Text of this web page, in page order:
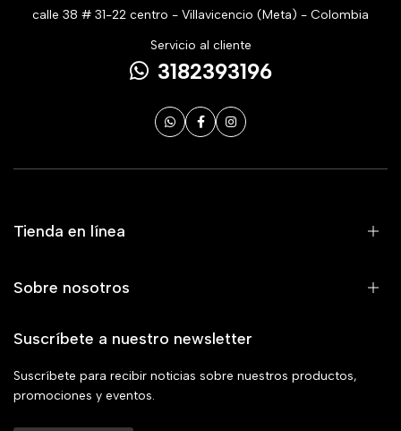
calle 38 # 31-22 centro - Villavicencio (Meta) - Colombia
Servicio al cliente
3182393196
Tienda en línea
Sobre nosotros
Suscríbete a nuestro newsletter
Suscríbete para recibir noticias sobre nuestros productos,
promociones y eventos.